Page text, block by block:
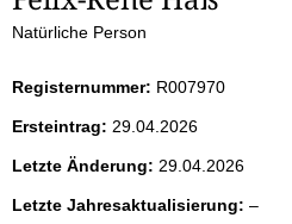
e
i
t
e
Natürliche Person
Registernummer: R007970
Ersteintrag: 29.04.2026
Letzte Änderung: 29.04.2026
Letzte Jahresaktualisierung: –l